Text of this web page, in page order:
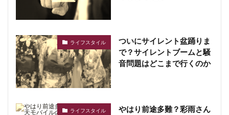
ライフスタイル
ついにサイレント盆踊りま
で？サイレントブームと騒
音問題はどこまで行くのか
ライフスタイル
やはり前途多難？彩雨さん